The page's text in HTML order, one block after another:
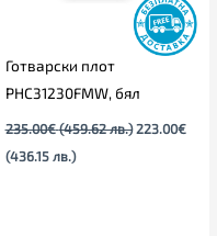
Готварски плот
PHC31230FMW, бял
235.00€ (459.62 лв.) 223.00€
(436.15 лв.)